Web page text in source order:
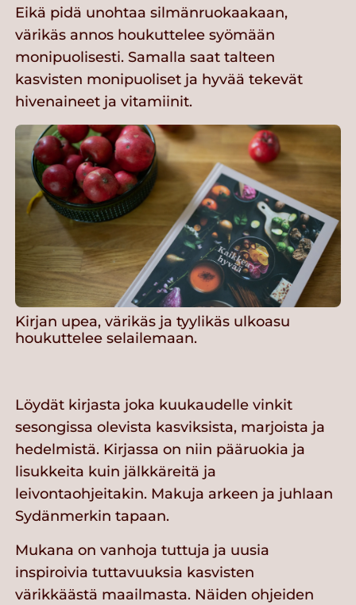
Eikä pidä unohtaa silmänruokaakaan,
värikäs annos houkuttelee syömään
monipuolisesti. Samalla saat talteen
kasvisten monipuoliset ja hyvää tekevät
hivenaineet ja vitamiinit.
Kirjan upea, värikäs ja tyylikäs ulkoasu
houkuttelee selailemaan.
Löydät kirjasta joka kuukaudelle vinkit
sesongissa olevista kasviksista, marjoista ja
hedelmistä. Kirjassa on niin pääruokia ja
lisukkeita kuin jälkkäreitä ja
leivontaohjeitakin. Makuja arkeen ja juhlaan
Sydänmerkin tapaan.
Mukana on vanhoja tuttuja ja uusia
inspiroivia tuttavuuksia kasvisten
värikkäästä maailmasta. Näiden ohjeiden